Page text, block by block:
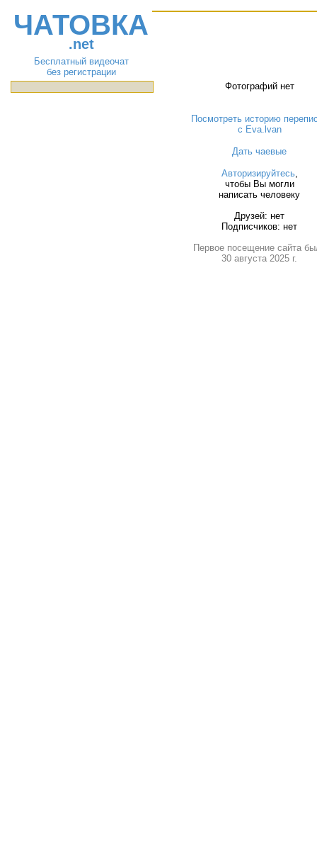
ЧАТОВКА
.net
Бесплатный видеочат
без регистрации
Фотографий нет
Посмотреть историю
с Eva.lvan
Дать чаевые
Авторизируйтесь,
чтобы Вы могли
написать человеку
Друзей: нет
Подписчиков: нет
Первое посещение сайта
30 августа 2025 г.